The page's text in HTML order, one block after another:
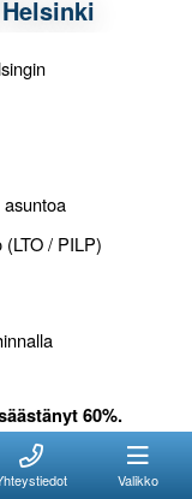
Valikko
/ PILP)
60%.